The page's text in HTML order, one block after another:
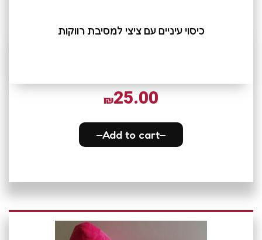
כיסוי עיניים עם ציצי למסיבת רווקות
₪25.00
Add to cart